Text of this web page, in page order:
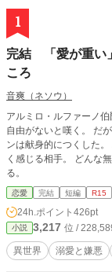
1
完結 「愛が重い
ころ
音爽（ネソウ）
アルミロ・ルファーノ
自由がないと嘆く。 だ
ンは献身的につくした
く感じる相手。 どんな
る。
恋愛 完結 短編 R15
24h.ポイント 426pt
小説 3,217 位 /
異世界 溺愛と嫌悪